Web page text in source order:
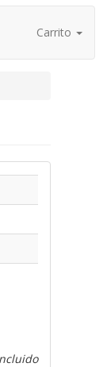
Carrito